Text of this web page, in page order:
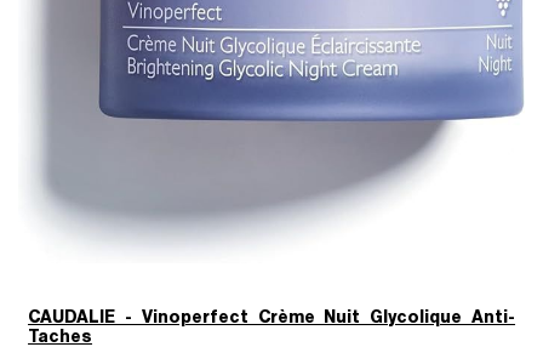
CAUDALIE - Vinoperfect Crème Nuit Glycolique Anti-
Taches